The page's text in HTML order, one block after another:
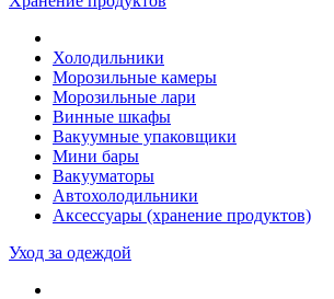
Холодильники
Морозильные камеры
Морозильные лари
Винные шкафы
Вакуумные упаковщики
Мини бары
Вакууматоры
Автохолодильники
Аксессуары (хранение продуктов)
Уход за одеждой